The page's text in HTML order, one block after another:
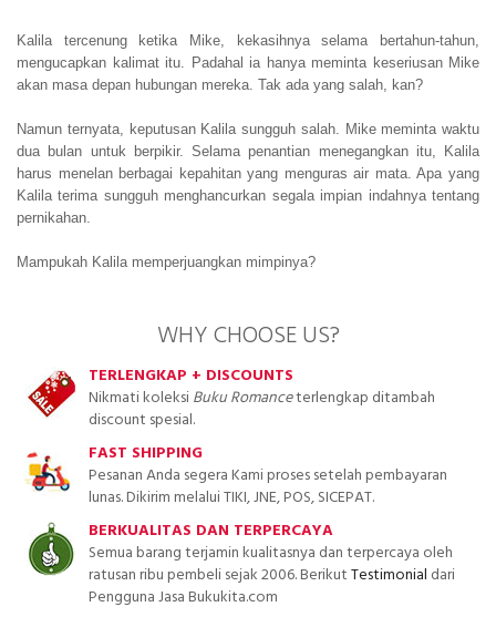
Kalila tercenung ketika Mike, kekasihnya selama bertahun-tahun,
mengucapkan kalimat itu. Padahal ia hanya meminta keseriusan Mike
akan masa depan hubungan mereka. Tak ada yang salah, kan?
Namun ternyata, keputusan Kalila sungguh salah. Mike meminta waktu
dua bulan untuk berpikir. Selama penantian menegangkan itu, Kalila
harus menelan berbagai kepahitan yang menguras air mata. Apa yang
Kalila terima sungguh menghancurkan segala impian indahnya tentang
pernikahan.
Mampukah Kalila memperjuangkan mimpinya?
WHY CHOOSE US?
TERLENGKAP + DISCOUNTS
Nikmati koleksiBuku Romanceterlengkap ditambah
discount spesial.
FAST SHIPPING
Pesanan Anda segera Kami proses setelah pembayaran
lunas. Dikirim melalui TIKI, JNE, POS, SICEPAT.
BERKUALITAS DAN TERPERCAYA
Semua barang terjamin kualitasnya dan terpercaya oleh
ratusan ribu pembeli sejak 2006. BerikutTestimonial dari
Pengguna Jasa Bukukita.com